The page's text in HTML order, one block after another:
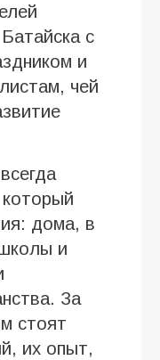
с
и
чей
дома, в
и
За
стоят
их опыт,